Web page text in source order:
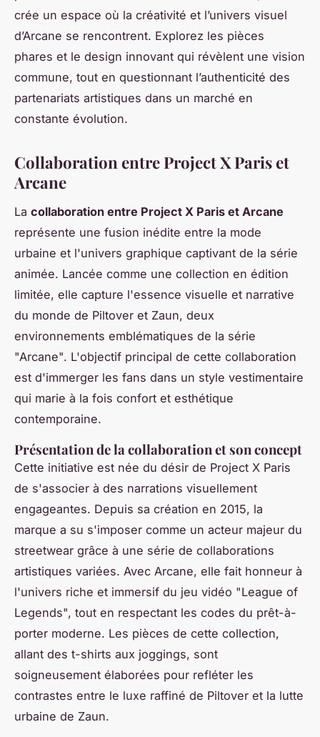
crée un espace où la créativité et l’univers visuel
d’Arcane se rencontrent. Explorez les pièces
phares et le design innovant qui révèlent une vision
commune, tout en questionnant l’authenticité des
partenariats artistiques dans un marché en
constante évolution.
Collaboration entre Project X Paris et
Arcane
La collaboration entre Project X Paris et Arcane
représente une fusion inédite entre la mode
urbaine et l'univers graphique captivant de la série
animée. Lancée comme une collection en édition
limitée, elle capture l'essence visuelle et narrative
du monde de Piltover et Zaun, deux
environnements emblématiques de la série
"Arcane". L'objectif principal de cette collaboration
est d'immerger les fans dans un style vestimentaire
qui marie à la fois confort et esthétique
contemporaine.
Présentation de la collaboration et son concept
Cette initiative est née du désir de Project X Paris
de s'associer à des narrations visuellement
engageantes. Depuis sa création en 2015, la
marque a su s'imposer comme un acteur majeur du
streetwear grâce à une série de collaborations
artistiques variées. Avec Arcane, elle fait honneur à
l'univers riche et immersif du jeu vidéo "League of
Legends", tout en respectant les codes du prêt-à-
porter moderne. Les pièces de cette collection,
allant des t-shirts aux joggings, sont
soigneusement élaborées pour refléter les
contrastes entre le luxe raffiné de Piltover et la lutte
urbaine de Zaun.